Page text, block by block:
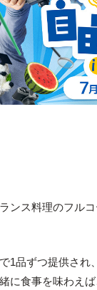
ンス料理のフル
1品ずつ提供され
に食事を味わえ